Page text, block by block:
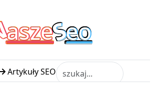
aszeSeo
Artykuły SEO